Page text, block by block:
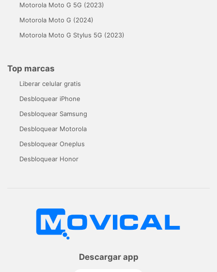
Motorola Moto G 5G (2023)
Motorola Moto G (2024)
Motorola Moto G Stylus 5G (2023)
Top marcas
Liberar celular gratis
Desbloquear iPhone
Desbloquear Samsung
Desbloquear Motorola
Desbloquear Oneplus
Desbloquear Honor
Descargar app